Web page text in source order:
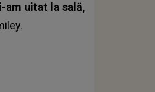
am uitat la sală,
.